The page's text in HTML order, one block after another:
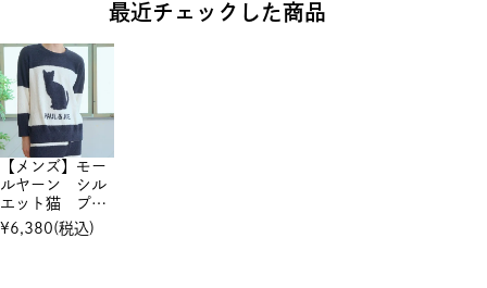
最近チェックした商品
【メンズ】モー
ルヤーン シル
エット猫 プル
オーバー
¥6,380(税込)